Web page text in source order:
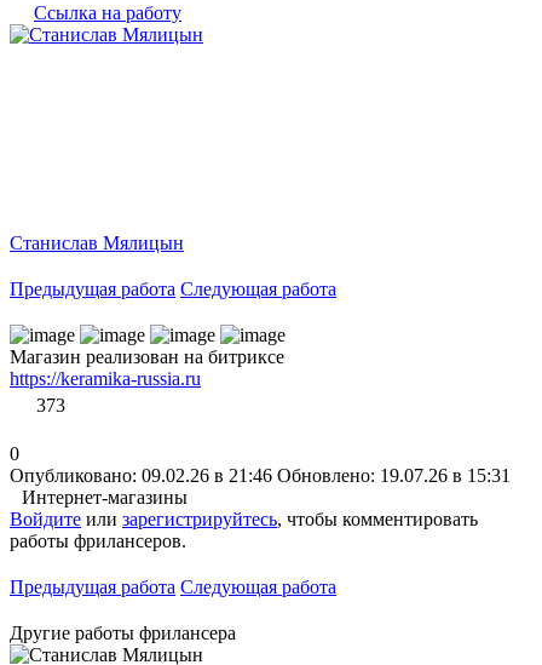
Ссылка на работу
Станислав Мялицын
Предыдущая работа Следующая работа
Магазин реализован на битриксе
https://keramika-russia.ru
373
0
Опубликовано: 09.02.26 в 21:46 Обновлено: 19.07.26 в 15:31
Интернет-магазины
Войдите или зарегистрируйтесь, чтобы комментировать
работы фрилансеров.
Предыдущая работа Следующая работа
Другие работы фрилансера